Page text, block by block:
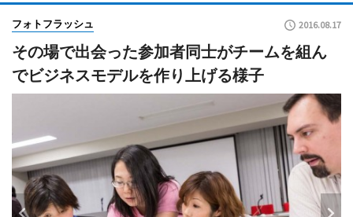
フォトフラッシュ 2016.08.17
その場で出会った参加者同士がチームを組ん
でビジネスモデルを作り上げる様子